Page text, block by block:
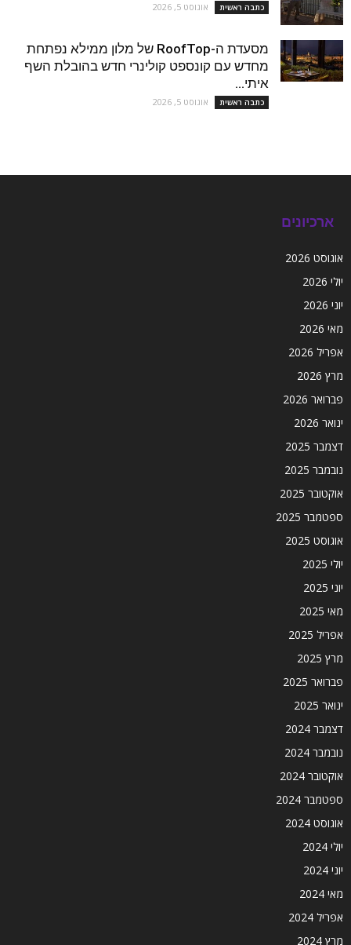
כתבה ראשית אוגוסט 5, 2026
מסעדת ה-RoofTop של מלון ממילא נפתחת
מחדש עם קונספט קולינרי חדש בהובלת השף
איתי...
כתבה ראשית אוגוסט 5, 2026
ארכיונים
אוגוסט 2026
יולי 2026
יוני 2026
מאי 2026
אפריל 2026
מרץ 2026
פברואר 2026
ינואר 2026
דצמבר 2025
נובמבר 2025
אוקטובר 2025
ספטמבר 2025
אוגוסט 2025
יולי 2025
יוני 2025
מאי 2025
אפריל 2025
מרץ 2025
פברואר 2025
ינואר 2025
דצמבר 2024
נובמבר 2024
אוקטובר 2024
ספטמבר 2024
אוגוסט 2024
יולי 2024
יוני 2024
מאי 2024
אפריל 2024
מרץ 2024